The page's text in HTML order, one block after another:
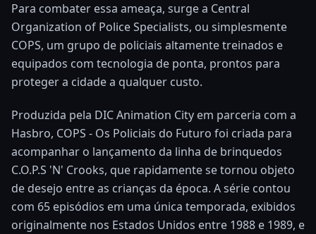
Para combater essa ameaça, surge a Central
Organization of Police Specialists, ou simplesmente
COPS, um grupo de policiais altamente treinados e
equipados com tecnologia de ponta, prontos para
proteger a cidade a qualquer custo.
Produzida pela DIC Animation City em parceria com a
Hasbro, COPS - Os Policiais do Futuro foi criada para
acompanhar o lançamento da linha de brinquedos
C.O.P.S 'N' Crooks, que rapidamente se tornou objeto
de desejo entre as crianças da época. A série contou
com 65 episódios em uma única temporada, exibidos
originalmente nos Estados Unidos entre 1988 e 1989, e